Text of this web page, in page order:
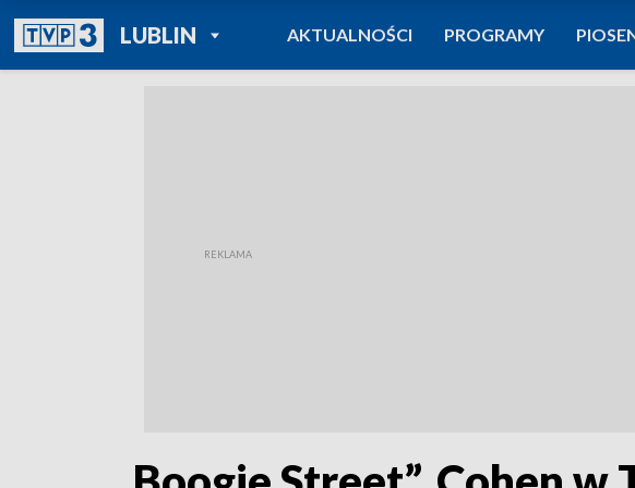
LUBLINPOWRÓT DO
TVP REGIONY
AKTUALNOŚCI PROGRAMY